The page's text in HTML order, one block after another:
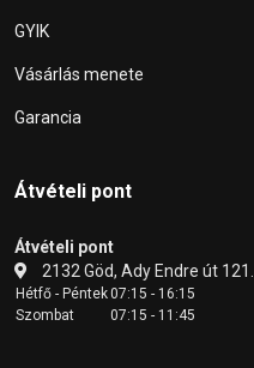
GYIK
Vásárlás menete
Garancia
Átvételi pont
Átvételi pont
2132 Göd, Ady Endre út 121.
Hétfő - Péntek07:15 - 16:15
Szombat
07:15 - 11:45